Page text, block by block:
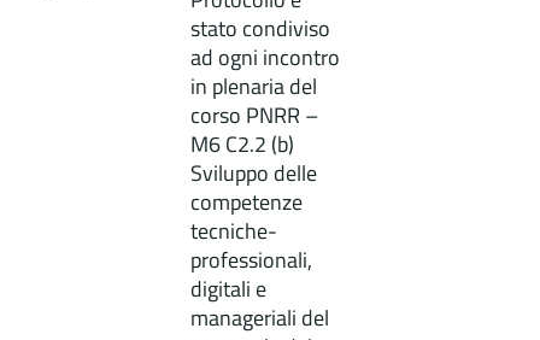
stato condiviso
ad ogni incontro
in plenaria del
corso PNRR –
M6 C2.2 (b)
Sviluppo delle
competenze
tecniche-
professionali,
digitali e
manageriali del